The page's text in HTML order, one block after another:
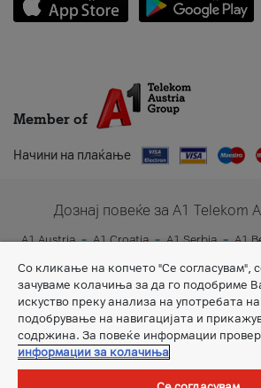
Member of
Начини на плаќање
Дознај повеќе за A1 Telekom
A1 Austria A1 Croatia A1 Serbia A1
Со кликање на копчето "Се согласувам",
зачуваме колачиња за да го подобриме
искуство преку анализа на употребата
подобрување на навигацијата и
содржина. За повеќе информации
информации за колачиња